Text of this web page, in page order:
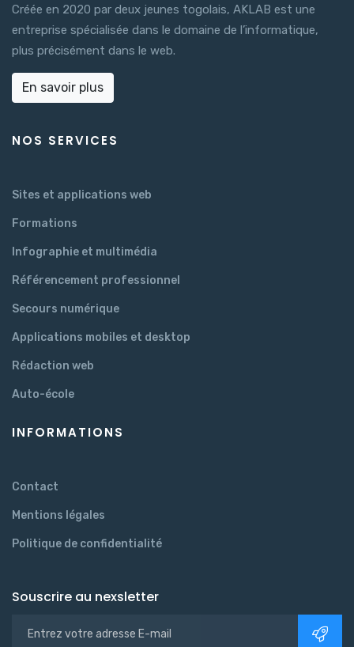
Créée en 2020 par deux jeunes togolais, AKLAB est une
entreprise spécialisée dans le domaine de l’informatique,
plus précisément dans le web.
En savoir plus
NOS SERVICES
Sites et applications web
Formations
Infographie et multimédia
Référencement professionnel
Secours numérique
Applications mobiles et desktop
Rédaction web
Auto-école
INFORMATIONS
Contact
Mentions légales
Politique de confidentialité
Souscrire au nexsletter